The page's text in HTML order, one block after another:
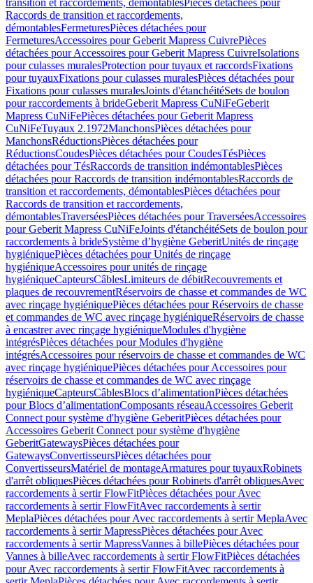
transition et raccordements, démontablesPièces détachées pour
Raccords de transition et raccordements,
démontablesFermeturesPièces détachées pour
FermeturesAccessoires pour Geberit Mapress CuivrePièces
détachées pour Accessoires pour Geberit Mapress CuivreIsolations
pour culasses muralesProtection pour tuyaux et raccordsFixations
pour tuyauxFixations pour culasses muralesPièces détachées pour
Fixations pour culasses muralesJoints d'étanchéitéSets de boulon
pour raccordements à brideGeberit Mapress CuNiFeGeberit
Mapress CuNiFePièces détachées pour Geberit Mapress
CuNiFeTuyaux 2.1972ManchonsPièces détachées pour
ManchonsRéductionsPièces détachées pour
RéductionsCoudesPièces détachées pour CoudesTésPièces
détachées pour TésRaccords de transition indémontablesPièces
détachées pour Raccords de transition indémontablesRaccords de
transition et raccordements, démontablesPièces détachées pour
Raccords de transition et raccordements,
démontablesTraverséesPièces détachées pour TraverséesAccessoires
pour Geberit Mapress CuNiFeJoints d'étanchéitéSets de boulon pour
raccordements à brideSystème d’hygiène GeberitUnités de rinçage
hygiéniquePièces détachées pour Unités de rinçage
hygiéniqueAccessoires pour unités de rinçage
hygiéniqueCapteursCâblesLimiteurs de débitRecouvrements et
plaques de recouvrementRéservoirs de chasse et commandes de WC
avec rinçage hygiéniquePièces détachées pour Réservoirs de chasse
et commandes de WC avec rinçage hygiéniqueRéservoirs de chasse
à encastrer avec rinçage hygiéniqueModules d'hygiène
intégrésPièces détachées pour Modules d'hygiène
intégrésAccessoires pour réservoirs de chasse et commandes de WC
avec rinçage hygiéniquePièces détachées pour Accessoires pour
réservoirs de chasse et commandes de WC avec rinçage
hygiéniqueCapteursCâblesBlocs d’alimentationPièces détachées
pour Blocs d’alimentationComposants réseauAccessoires Geberit
Connect pour système d'hygiène GeberitPièces détachées pour
Accessoires Geberit Connect pour système d'hygiène
GeberitGatewaysPièces détachées pour
GatewaysConvertisseursPièces détachées pour
ConvertisseursMatériel de montageArmatures pour tuyauxRobinets
d'arrêt obliquesPièces détachées pour Robinets d'arrêt obliquesAvec
raccordements à sertir FlowFitPièces détachées pour Avec
raccordements à sertir FlowFitAvec raccordements à sertir
MeplaPièces détachées pour Avec raccordements à sertir MeplaAvec
raccordements à sertir MapressPièces détachées pour Avec
raccordements à sertir MapressVannes à billePièces détachées pour
Vannes à billeAvec raccordements à sertir FlowFitPièces détachées
pour Avec raccordements à sertir FlowFitAvec raccordements à